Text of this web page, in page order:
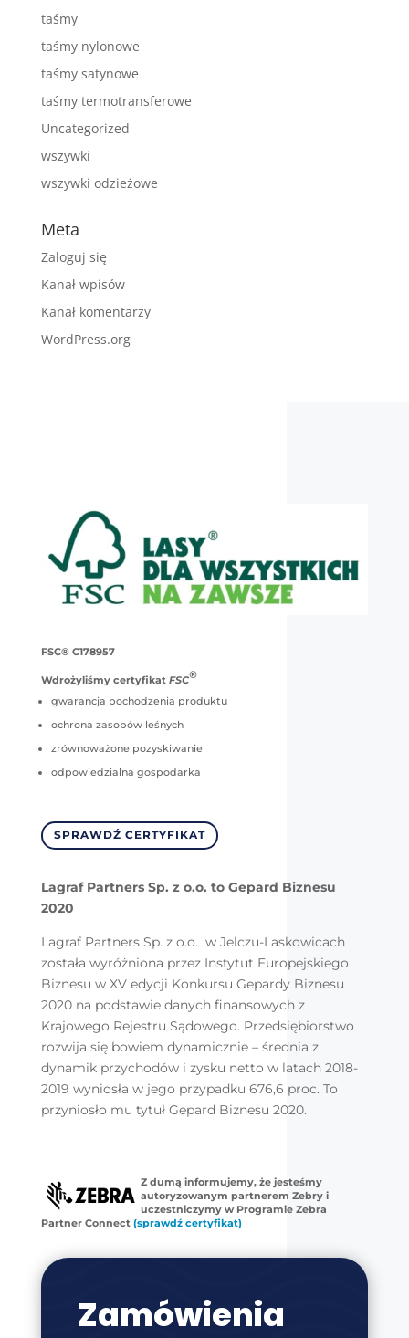
taśmy
taśmy nylonowe
taśmy satynowe
taśmy termotransferowe
Uncategorized
wszywki
wszywki odzieżowe
Meta
Zaloguj się
Kanał wpisów
Kanał komentarzy
WordPress.org
FSC® C178957
Wdrożyliśmy certyfikat FSC®
gwarancja pochodzenia produktu
ochrona zasobów leśnych
zrównoważone pozyskiwanie
odpowiedzialna gospodarka
SPRAWDŹ CERTYFIKAT
Lagraf Partners Sp. z o.o. to Gepard Biznesu
2020
Lagraf Partners Sp. z o.o. w Jelczu-Laskowicach
została wyróżniona przez Instytut Europejskiego
Biznesu w XV edycji Konkursu Gepardy Biznesu
2020 na podstawie danych finansowych z
Krajowego Rejestru Sądowego. Przedsiębiorstwo
rozwija się bowiem dynamicznie – średnia z
dynamik przychodów i zysku netto w latach 2018-
2019 wyniosła w jego przypadku 676,6 proc. To
przyniosło mu tytuł Gepard Biznesu 2020.
Z dumą informujemy, że jesteśmy
autoryzowanym partnerem Zebry i
uczestniczymy w Programie Zebra
Partner Connect (sprawdź certyfikat)
Zamówienia